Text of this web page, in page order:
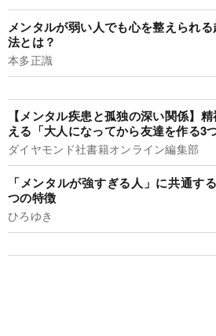
メンタルが弱い人でも心を整えられ
法とは？
本多正識
【メンタル疾患と孤独の深い関係】
える「大人になってから友達を作る3
ダイヤモンド社書籍オンライン編集部
「メンタルが強すぎる人」に共通す
つの特徴
ひろゆき